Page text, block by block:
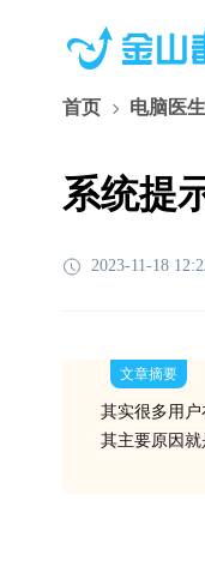
首页 电脑医生
系统提
2023-11-18
文章摘要
其实很多用
其主要原因就